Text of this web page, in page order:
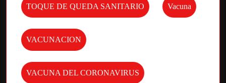
TOQUE DE QUEDA SANITARIO Vacuna
VACUNACION
VACUNA DEL CORONAVIRUS